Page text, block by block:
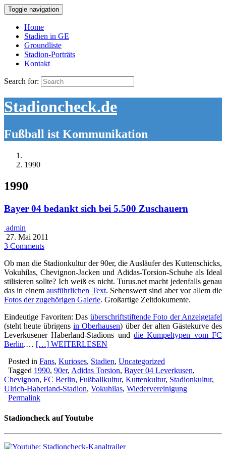
Toggle navigation
Home
Stadien in GE
Groundliste
Stadion-Porträts
Kontakt
Search for:
Stadioncheck.de
Fußball ist Kommunikation
1990
1990
Bayer 04 bedankt sich bei 5.500 Zuschauern
admin
27. Mai 2011
3 Comments
Ob man die Stadionkultur der 90er, die Ausläufer des Kuttenschicks,
Vokuhilas, Chevignon-Jacken und Adidas-Torsion-Schuhe als Ideal
stilisieren sollte? Ich weiß es nicht. Turus.net macht jedenfalls genau
das in einemausführlichen Text. Sehenswert sind aber vor allem die
Fotos der zugehörigen Galerie. Großartige Zeitdokumente.
Eindeutige Favoriten: Das überschriftstiftende Foto der Anzeigetafel
(steht heute übrigensin Oberhausen) über der alten Gästekurve des
Leverkusener Haberland-Stadions und die Kumpeltypen vom FC
Berlin.… […] WEITERLESEN
Posted in Fans, Kurioses, Stadien, Uncategorized
Tagged 1990, 90er, Adidas Torsion, Bayer 04 Leverkusen,
Chevignon, FC Berlin, Fußballkultur, Kuttenkultur, Stadionkultur,
Ulrich-Haberland-Stadion, Vokuhilas, Wiedervereinigung
Permalink
Stadioncheck auf Youtube